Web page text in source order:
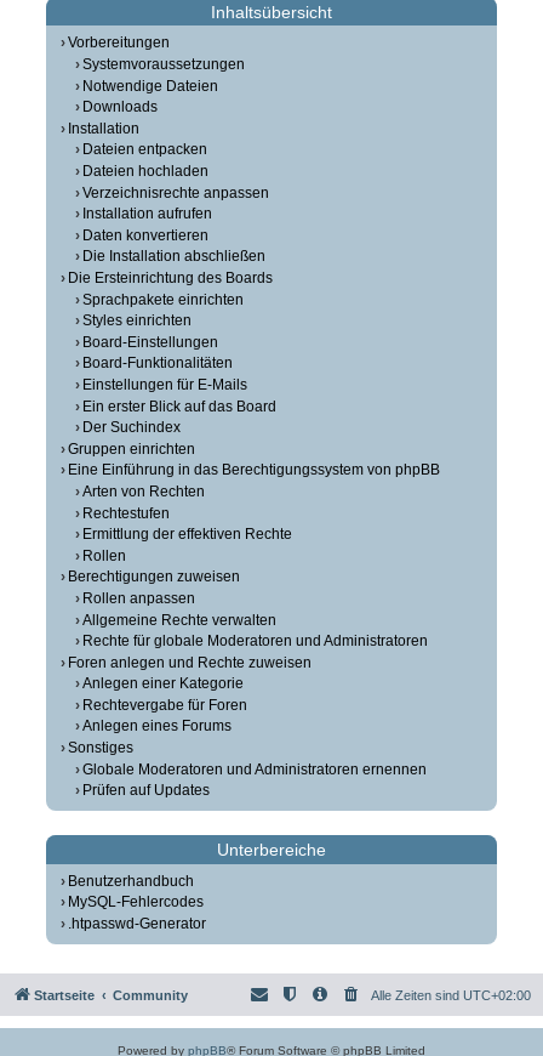
Inhaltsübersicht
Vorbereitungen
Systemvoraussetzungen
Notwendige Dateien
Downloads
Installation
Dateien entpacken
Dateien hochladen
Verzeichnisrechte anpassen
Installation aufrufen
Daten konvertieren
Die Installation abschließen
Die Ersteinrichtung des Boards
Sprachpakete einrichten
Styles einrichten
Board-Einstellungen
Board-Funktionalitäten
Einstellungen für E-Mails
Ein erster Blick auf das Board
Der Suchindex
Gruppen einrichten
Eine Einführung in das Berechtigungssystem von phpBB
Arten von Rechten
Rechtestufen
Ermittlung der effektiven Rechte
Rollen
Berechtigungen zuweisen
Rollen anpassen
Allgemeine Rechte verwalten
Rechte für globale Moderatoren und Administratoren
Foren anlegen und Rechte zuweisen
Anlegen einer Kategorie
Rechtevergabe für Foren
Anlegen eines Forums
Sonstiges
Globale Moderatoren und Administratoren ernennen
Prüfen auf Updates
Unterbereiche
Benutzerhandbuch
MySQL-Fehlercodes
.htpasswd-Generator
Startseite Community Alle Zeiten sind UTC+02:00
Powered by phpBB® Forum Software © phpBB Limited